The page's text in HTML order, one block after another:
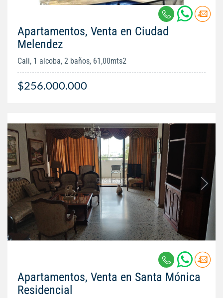
Apartamentos, Venta en Ciudad
Melendez
Cali, 1 alcoba, 2 baños, 61,00mts2
$256.000.000
Apartamentos, Venta en Santa Mónica
Residencial